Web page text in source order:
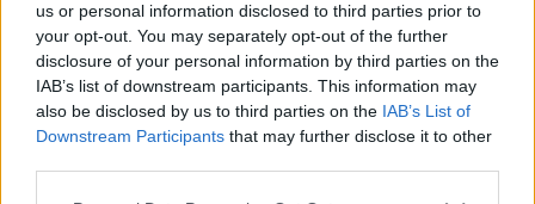
us or personal information disclosed to third parties prior to
your opt-out. You may separately opt-out of the further
disclosure of your personal information by third parties on the
IAB’s list of downstream participants. This information may
also be disclosed by us to third parties on the IAB’s List of
Downstream Participants that may further disclose it to other
A korábbi 200,000 hordós ígérettel szemben egy kicsit
kisebb, de így is jelentős, 150,000 hordós
exportkorlátozásba egyezett bele Norvégia, a világ
harmadik legnagyobb olajexportőre. A norvég ígérettel így
447,500 hordóra emelkedett az OPEC-től független
olajtermelő országok exportkorlátozásának mértéke, mely